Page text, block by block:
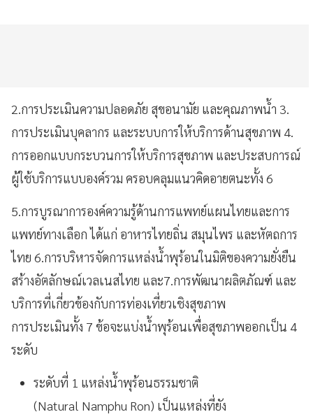
2.การประเมินความปลอดภัย สุขอนามัย และคุณภาพน้ำ 3.
การประเมินบุคลากร และระบบการให้บริการด้านสุขภาพ 4.
การออกแบบกระบวนการให้บริการสุขภาพ และประสบการณ์
ผู้ใช้บริการแบบองค์รวม ครอบคลุมแนวคิดอายตนะทั้ง 6
5.การบูรณาการองค์ความรู้ด้านการแพทย์แผนไทยและการ
แพทย์ทางเลือก ได้แก่ อาหารไทยถิ่น สมุนไพร และหัตถการ
ไทย 6.การบริหารจัดการแหล่งน้ำพุร้อนในมิติของความยั่งยืน
สร้างอัตลักษณ์เวลเนสไทย และ7.การพัฒนาผลิตภัณฑ์ และ
บริการที่เกี่ยวข้องกับการท่องเที่ยวเชิงสุขภาพ
การประเมินทั้ง 7 ข้อจะแบ่งน้ำพุร้อนเพื่อสุขภาพออกเป็น 4
ระดับ
ระดับที่ 1 แหล่งน้ำพุร้อนธรรมชาติ
(Natural Namphu Ron) เป็นแหล่งที่ยัง